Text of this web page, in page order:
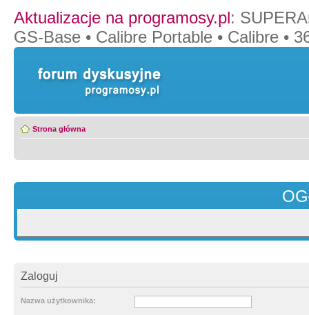
Aktualizacje na programosy.pl:
GS-Base • Calibre Portable • Calibre •
Strona główna
Zaloguj
Nazwa użytkownika: